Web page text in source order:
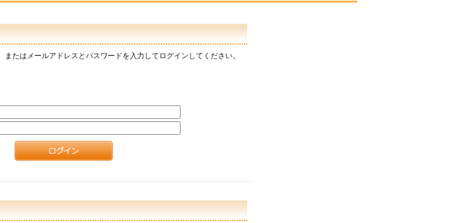
たはメールアドレスとパスワードを入力してログインしてください。